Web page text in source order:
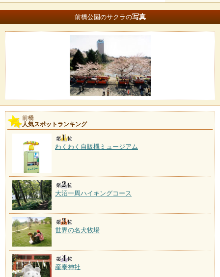
前橋公園のサクラの写真
前橋
人気スポットランキング
わくわく自販機ミュージアム
大沼一周ハイキングコース
世界の名犬牧場
産泰神社